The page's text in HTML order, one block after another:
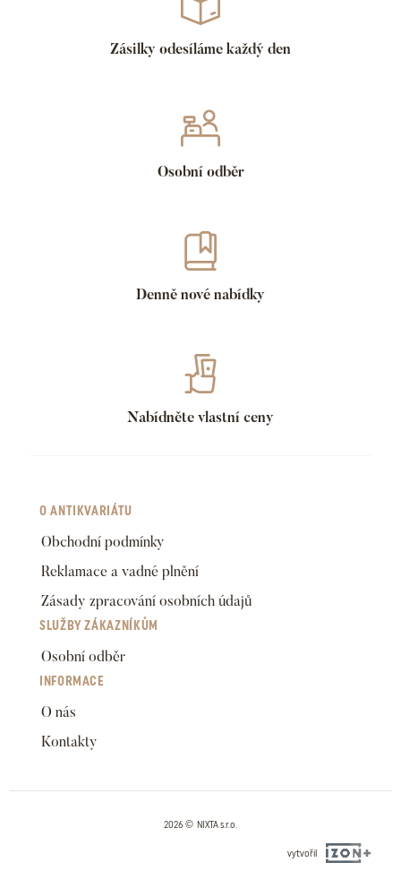
Zásilky odesíláme každý den
Osobní odběr
Denně nové nabídky
Nabídněte vlastní ceny
O ANTIKVARIÁTU
Obchodní podmínky
Reklamace a vadné plnění
Zásady zpracování osobních údajů
SLUŽBY ZÁKAZNÍKŮM
Osobní odběr
INFORMACE
O nás
Kontakty
2026 © NIXTA s.r.o.
vytvořil